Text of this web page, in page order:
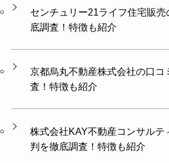
センチュリー21ライフ住宅販
底調査！特徴も紹介
京都烏丸不動産株式会社の口コ
査！特徴も紹介
株式会社KAY不動産コンサルテ
判を徹底調査！特徴も紹介